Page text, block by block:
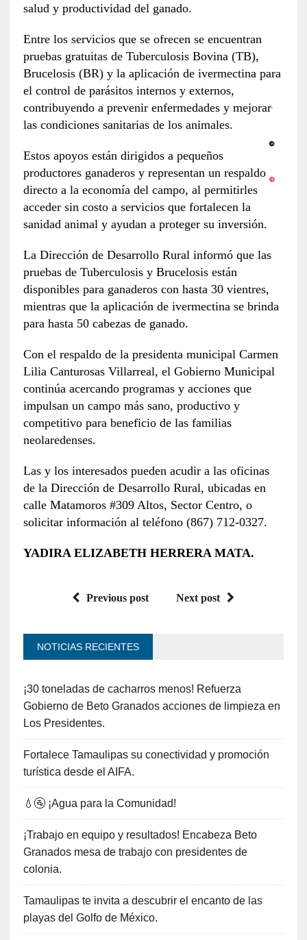
salud y productividad del ganado.
Entre los servicios que se ofrecen se encuentran
pruebas gratuitas de Tuberculosis Bovina (TB),
Brucelosis (BR) y la aplicación de ivermectina para
el control de parásitos internos y externos,
contribuyendo a prevenir enfermedades y mejorar
las condiciones sanitarias de los animales.
Estos apoyos están dirigidos a pequeños
productores ganaderos y representan un respaldo
directo a la economía del campo, al permitirles
acceder sin costo a servicios que fortalecen la
sanidad animal y ayudan a proteger su inversión.
La Dirección de Desarrollo Rural informó que las
pruebas de Tuberculosis y Brucelosis están
disponibles para ganaderos con hasta 30 vientres,
mientras que la aplicación de ivermectina se brinda
para hasta 50 cabezas de ganado.
Con el respaldo de la presidenta municipal Carmen
Lilia Canturosas Villarreal, el Gobierno Municipal
continúa acercando programas y acciones que
impulsan un campo más sano, productivo y
competitivo para beneficio de las familias
neolaredenses.
Las y los interesados pueden acudir a las oficinas
de la Dirección de Desarrollo Rural, ubicadas en
calle Matamoros #309 Altos, Sector Centro, o
solicitar información al teléfono (867) 712-0327.
YADIRA ELIZABETH HERRERA MATA.
Previous post Next post
NOTICIAS RECIENTES
¡30 toneladas de cacharros menos! Refuerza
Gobierno de Beto Granados acciones de limpieza en
Los Presidentes.
Fortalece Tamaulipas su conectividad y promoción
turística desde el AIFA.
💧🚰 ¡Agua para la Comunidad!
¡Trabajo en equipo y resultados! Encabeza Beto
Granados mesa de trabajo con presidentes de
colonia.
Tamaulipas te invita a descubrir el encanto de las
playas del Golfo de México.